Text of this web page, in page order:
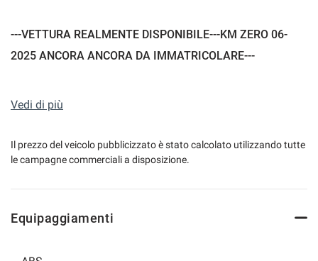
---VETTURA REALMENTE DISPONIBILE---KM ZERO 06-
2025 ANCORA ANCORA DA IMMATRICOLARE---
+ VERNICE BICOLORE € 1.300,00
+ TETTO APRIBILE ELETTRICAMENTE € 1.000,00
Vedi di più
Il prezzo del veicolo pubblicizzato è stato calcolato utilizzando tutte
le campagne commerciali a disposizione.
Equipaggiamenti
Cookie delle preferenze
Leggi
policy